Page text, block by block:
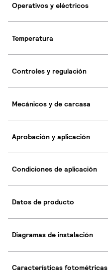
Operativos y eléctricos
Temperatura
Controles y regulación
Mecánicos y de carcasa
Aprobación y aplicación
Condiciones de aplicación
Datos de producto
Diagramas de instalación
Características fotométricas